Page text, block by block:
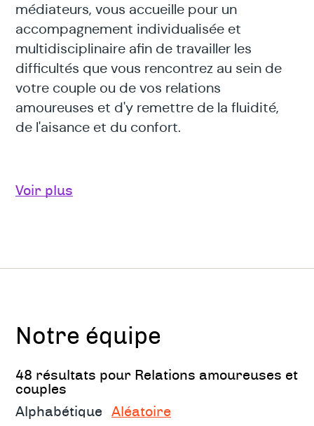
médiateurs, vous accueille pour un
accompagnement individualisée et
multidisciplinaire afin de travailler les
difficultés que vous rencontrez au sein de
votre couple ou de vos relations
amoureuses et d'y remettre de la fluidité,
de l'aisance et du confort.
de pouvoir,...
Dépendance affective au sein du couple
Jalousie excessive
Voir plus
Notre équipe
48 résultats pour Relations amoureuses et
couples
Alphabétique
Aléatoire